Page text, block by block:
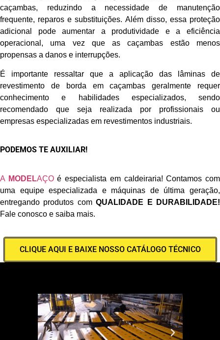
caçambas, reduzindo a necessidade de manutenção
frequente, reparos e substituições. Além disso, essa proteção
adicional pode aumentar a produtividade e a eficiência
operacional, uma vez que as caçambas estão menos
propensas a danos e interrupções.
É importante ressaltar que a aplicação das lâminas de
revestimento de borda em caçambas geralmente requer
conhecimento e habilidades especializados, sendo
recomendado que seja realizada por profissionais ou
empresas especializadas em revestimentos industriais.
PODEMOS TE AUXILIAR!
A MODELAÇOé especialista em caldeiraria! Contamos com
uma equipe especializada e máquinas de última geração,
entregando produtos comQUALIDADE E DURABILIDADE!
Fale conosco e saiba mais.
CLIQUE AQUI E BAIXE NOSSO CATÁLOGO TÉCNICO